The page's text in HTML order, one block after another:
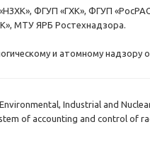
ФГУП «ГХК», ФГУП
МТУ ЯРБ Ростехнадзора.
и атомному надзору
Industrial and
of accounting and control of